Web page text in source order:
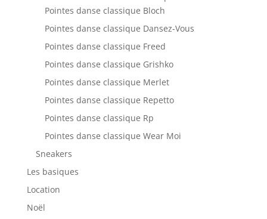
Pointes danse classique Bloch
Pointes danse classique Dansez-Vous
Pointes danse classique Freed
Pointes danse classique Grishko
Pointes danse classique Merlet
Pointes danse classique Repetto
Pointes danse classique Rp
Pointes danse classique Wear Moi
Sneakers
Les basiques
Location
Noël